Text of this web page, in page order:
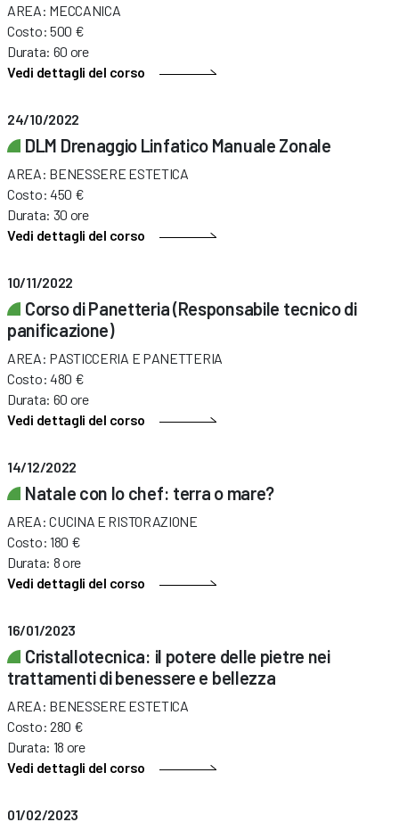
16/01/2023
Cristallotecnica: il potere delle pietre nei
trattamenti di benessere e bellezza
AREA: BENESSERE ESTETICA
Costo: 280 €
Durata: 18 ore
Vedi dettagli del corso
01/02/2023
AREA: MECCANICA
Costo: 500 €
Durata: 60 ore
Vedi dettagli del corso
10/11/2022
Corso di Panetteria (Responsabile tecnico di
panificazione)
AREA: PASTICCERIA E PANETTERIA
Costo: 480 €
Durata: 60 ore
Vedi dettagli del corso
14/12/2022
Natale con lo chef: terra o mare?
AREA: CUCINA E RISTORAZIONE
Costo: 180 €
Durata: 8 ore
Vedi dettagli del corso
24/10/2022
DLM Drenaggio Linfatico Manuale Zonale
AREA: BENESSERE ESTETICA
Costo: 450 €
Durata: 30 ore
Vedi dettagli del corso